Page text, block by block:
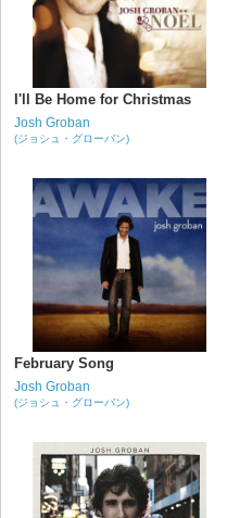
I'll Be Home for Christmas
Josh Groban
(ジョシュ・グローバン)
February Song
Josh Groban
(ジョシュ・グローバン)